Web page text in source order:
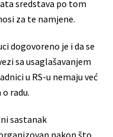
sredstava po tom
za te namjene.
dogovoreno je i da se
sa usaglašavanjem
u RS-u nemaju već
radu.
sastanak
nakon što